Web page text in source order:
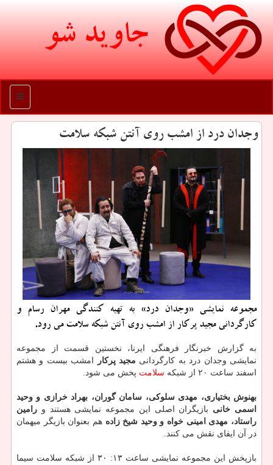
جاوید شو
منو
وجدان درد از امشب روی آنتن شبكه سلامت
مجموعه نمایشی «وجدان درد» به تهیه کنندگی مهران رسام و
کارگردانی مجید پرکار از امشب روی آنتن شبکه سلامت می رود.
به گزارش خبرنگار فرهنگی ایرنا، نخستین قسمت از مجموعه
نمایشی وجدان درد به کارگردانی مجید پرکار
امشب بیست و هشتم
اسفند ساعت ۲۰ از شبکه
سلامت پخش می شود.
بهنوش بختیاری، مهدی سلوکی، سامان گوران، بهراد خرازی و وحید
اسمی خانی بازیگران اصلی این مجموعه نمایشی هستند و رامین
راستاد، مهدی امینی خواه و وحید شیخ زاده هم بعنوان بازیگر میهمان
در آن ایفای نقش می کنند.
بازپخش این مجموعه نمایشی ساعت ۱۳: ۳۰ از شبکه سلامت سیما